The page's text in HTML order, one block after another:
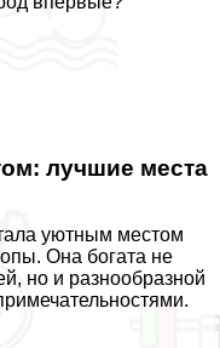
лучшие места
уютным местом
Она богата не
но и разнообразной